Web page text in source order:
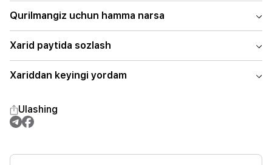
Qurilmangiz uchun hamma narsa
Xarid paytida sozlash
Xariddan keyingi yordam
Ulashing